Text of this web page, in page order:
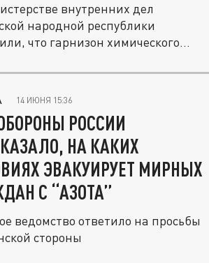
внутренних дел
народной республики
что гарнизон химического
14 ИЮНЯ 15:36
РОССИИ
НА КАКИХ
ЭВАКУИРУЕТ МИРНЫХ
С “АЗОТА”
ведомство ответило на просьбы
стороны